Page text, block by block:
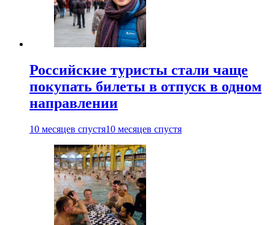
Российские туристы стали чаще
покупать билеты в отпуск в одном
направлении
10 месяцев спустя10 месяцев спустя